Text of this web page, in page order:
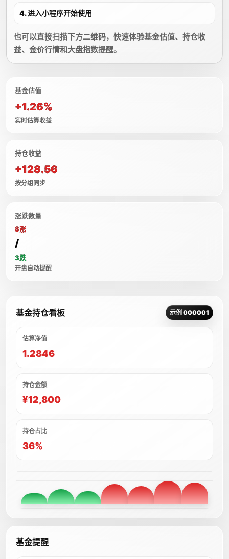
4. 进入小程序开始使用
也可以直接扫描下方二维码，快速体验基金估值、持仓收
益、金价行情和大盘指数提醒。
基金估值
+1.26%
实时估算收益
持仓收益
+128.56
按分组同步
涨跌数量
8涨
/
3跌
开盘自动提醒
基金持仓看板 示例 000001
估算净值
1.2846
持仓金额
¥12,800
持仓占比
36%
基金提醒